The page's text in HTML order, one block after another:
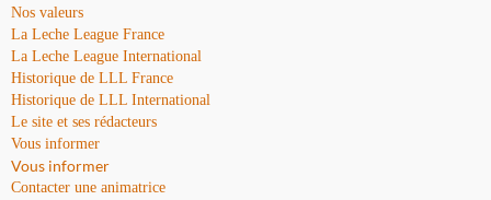
Nos valeurs
La Leche League France
La Leche League International
Historique de LLL France
Historique de LLL International
Le site et ses rédacteurs
Vous informer
Vous informer
Contacter une animatrice